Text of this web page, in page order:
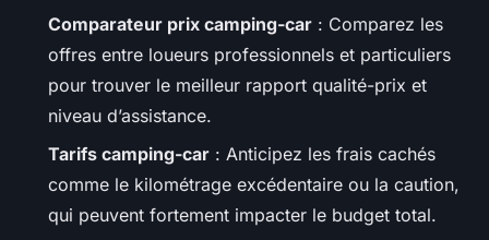
Comparateur prix camping-car : Comparez les
offres entre loueurs professionnels et particuliers
pour trouver le meilleur rapport qualité-prix et
niveau d’assistance.
Tarifs camping-car : Anticipez les frais cachés
comme le kilométrage excédentaire ou la caution,
qui peuvent fortement impacter le budget total.